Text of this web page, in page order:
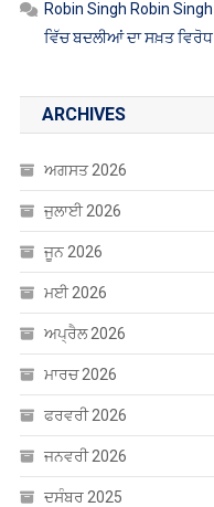
Robin Singh Robin Singh
ਵਿੱਚ ਬਦਲੀਆਂ ਦਾ ਸਖ਼ਤ ਵਿਰੋਧ
ARCHIVES
ਅਗਸਤ 2026
ਜੁਲਾਈ 2026
ਜੂਨ 2026
ਮਈ 2026
ਅਪ੍ਰੈਲ 2026
ਮਾਰਚ 2026
ਫਰਵਰੀ 2026
ਜਨਵਰੀ 2026
ਦਸੰਬਰ 2025